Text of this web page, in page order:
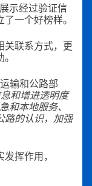
示经过验证信
一个好榜样。
关联系方式，更
输和公路部
和增进透明度
和本地服务、
路的认识，加强
挥作用，